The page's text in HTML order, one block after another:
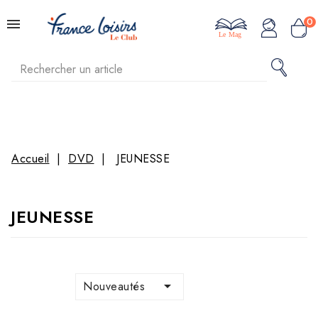
0
Le Mag
Accueil DVD JEUNESSE
JEUNESSE
Nouveautés 